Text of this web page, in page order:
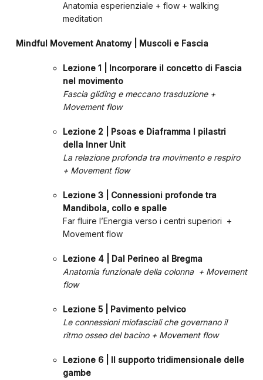
Anatomia esperienziale + flow + walking
meditation
Mindful Movement Anatomy | Muscoli e Fascia
Lezione 1 | Incorporare il concetto di Fascia
nel movimento
Fascia gliding e meccano trasduzione +
Movement flow
Lezione 2 | Psoas e Diaframma I pilastri
della Inner Unit
La relazione profonda tra movimento e respiro
+ Movement flow
Lezione 3 | Connessioni profonde tra
Mandibola, collo e spalle
Far fluire l’Energia verso i centri superiori +
Movement flow
Lezione 4 | Dal Perineo al Bregma
Anatomia funzionale della colonna + Movement
flow
Lezione 5 | Pavimento pelvico
Le connessioni miofasciali che governano il
ritmo osseo del bacino + Movement flow
Lezione 6 | Il supporto tridimensionale delle
gambe